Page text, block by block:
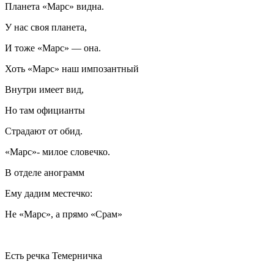
Планета «Марс» видна.
У нас своя планета,
И тоже «Марс» — она.
Хоть «Марс» наш импозантный
Внутри имеет вид,
Но там официанты
Страдают от обид.
«Марс»- милое словечко.
В отделе анограмм
Ему дадим местечко:
Не «Марс», а прямо «Срам»
Есть речка Темерничка